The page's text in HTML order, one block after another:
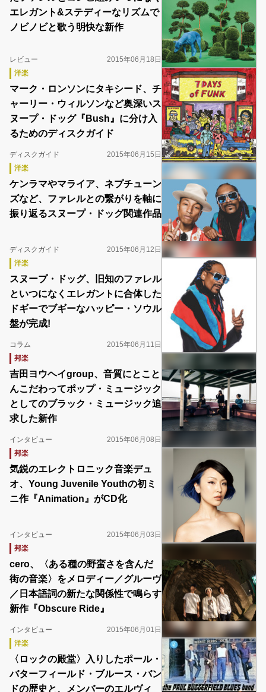
エレガント&ステディーなリズムで
ノビノビと歌う明快な新作
レビュー
2015年06月18日
洋楽
マーク・ロンソンにタキシード、チ
ャーリー・ウィルソンなど奥深いス
ヌープ・ドッグ『Bush』に分け入
るためのディスクガイド
ディスクガイド
2015年06月15日
洋楽
ケンラマやマライア、ネプチューン
ズなど、ファレルとの繋がりを軸に
振り返るスヌープ・ドッグ関連作品
ディスクガイド
2015年06月12日
洋楽
スヌープ・ドッグ、旧知のファレル
といつになくエレガントに合体した
ドギーでブギーなハッピー・ソウル
盤が完成!
コラム
2015年06月11日
邦楽
吉田ヨウヘイgroup、音質にとこと
んこだわってポップ・ミュージック
としてのブラック・ミュージック追
求した新作
インタビュー
2015年06月08日
邦楽
気鋭のエレクトロニック音楽デュ
オ、Young Juvenile Youthの初ミ
ニ作『Animation』がCD化
インタビュー
2015年06月03日
邦楽
cero、〈ある種の野蛮さを含んだ
街の音楽〉をメロディー／グルーヴ
／日本語詞の新たな関係性で鳴らす
新作『Obscure Ride』
インタビュー
2015年06月01日
洋楽
〈ロックの殿堂〉入りしたポール・
バターフィールド・ブルース・バン
ドの歴史と、メンバーのエルヴィ